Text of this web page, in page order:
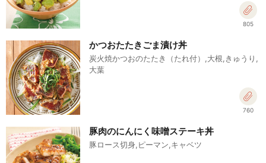
805
かつおたたきごま漬け丼
炭火焼かつおのたたき（たれ付）,大根,きゅうり,
大葉
760
豚肉のにんにく味噌ステーキ丼
豚ロース切身,ピーマン,キャベツ